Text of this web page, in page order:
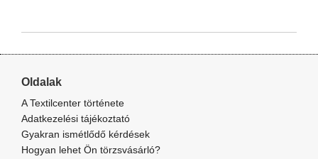
Oldalak
A Textilcenter története
Adatkezelési tájékoztató
Gyakran ismétlődő kérdések
Hogyan lehet Ön törzsvásárló?